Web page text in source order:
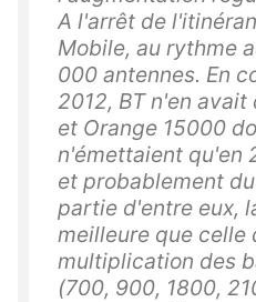
A l'arrêt de
Mobile, au rythme
000 antennes. En
2012, BT n'en avait
et Orange 15000
n'émettaient qu'en
et probablement
partie d'entre eux,
meilleure que celle
multiplication des
(700, 900, 1800,